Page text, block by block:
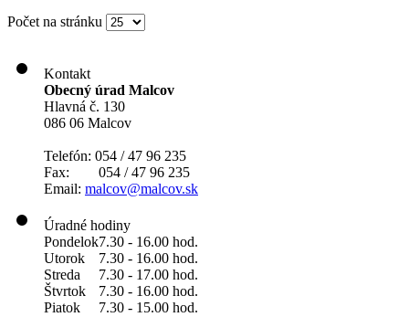
Počet na stránku
Kontakt
Obecný úrad Malcov
Hlavná č. 130
086 06 Malcov
Telefón: 054 / 47 96 235
Fax: 054 / 47 96 235
Email: malcov@malcov.sk
Úradné hodiny
Pondelok7.30 - 16.00 hod.
Utorok
7.30 - 16.00 hod.
Streda
7.30 - 17.00 hod.
Štvrtok
7.30 - 16.00 hod.
Piatok
7.30 - 15.00 hod.